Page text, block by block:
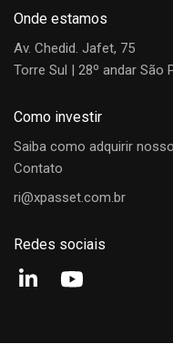
Onde estamos
Av. Chedid. Jafet, 75
Torre Sul | 28º andar São
Como investir
Saiba como adquirir
Contato
ri@xpasset.com.br
Redes sociais